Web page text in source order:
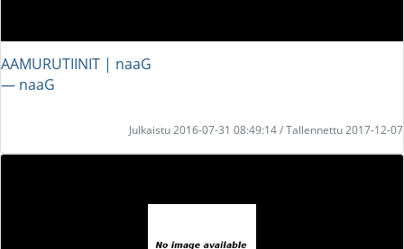
AAMURUTIINIT | naaG
― naaG
Julkaistu 2016-07-31 08:49:14 / Tallennettu 2017-12-07